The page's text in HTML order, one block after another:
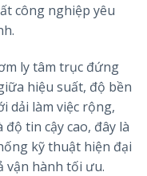
công nghiệp yêu
ly tâm trục đứng
hiệu suất, độ bền
dải làm việc rộng,
tin cậy cao, đây là
kỹ thuật hiện đại
vận hành tối ưu.